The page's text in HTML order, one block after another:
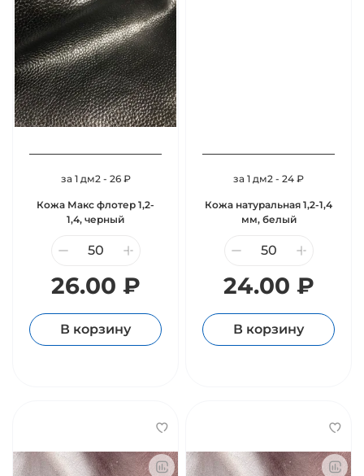
за 1 дм2 - 26 ₽
Кожа Макс флотер 1,2-
1,4, черный
26.00 ₽
В корзину
за 1 дм2 - 24 ₽
Кожа натуральная 1,2-1,4
мм, белый
24.00 ₽
В корзину